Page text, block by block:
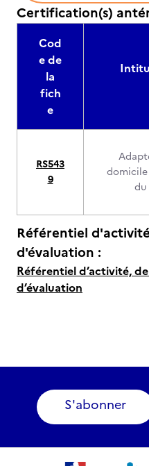
Certification(s)
Cod
e de
la
fich
e
RS543
9
domicile
du
Référentiel
d'évaluation :
Référentiel d’activité,
d’évaluation
S'abonner